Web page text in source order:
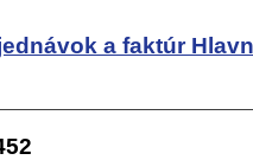
a faktúr